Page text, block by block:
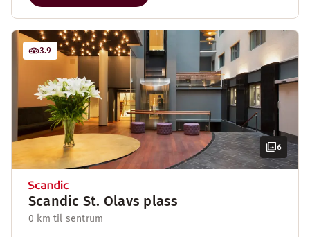
6
3.9
Scandic St. Olavs plass
0 km til sentrum